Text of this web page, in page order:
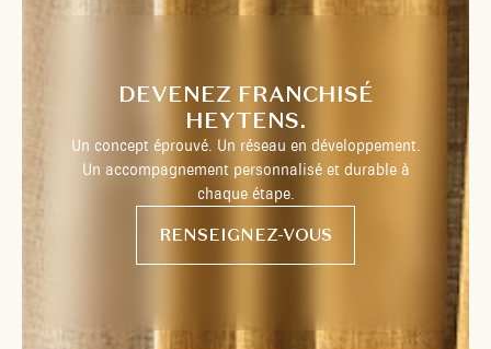
DEVENEZ FRANCHISÉ
HEYTENS.
Un concept éprouvé. Un réseau en développement.
Un accompagnement personnalisé et durable à
chaque étape.
RENSEIGNEZ-VOUS